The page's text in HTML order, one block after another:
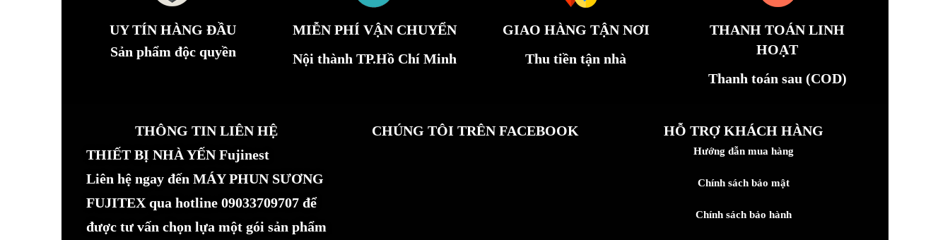
UY TÍN HÀNG ĐẦU
Sản phẩm độc quyền
MIỄN PHÍ VẬN CHUYỂN
Nội thành TP.Hồ Chí Minh
GIAO HÀNG TẬN NƠI
Thu tiền tận nhà
THANH TOÁN LINH
HOẠT
Thanh toán sau (COD)
THÔNG TIN LIÊN HỆ
THIẾT BỊ NHÀ YẾN Fujinest
Liên hệ ngay đến MÁY PHUN SƯƠNG
FUJITEX qua hotline 09033709707 để
được tư vấn chọn lựa một gói sản phẩm
CHÚNG TÔI TRÊN FACEBOOK HỖ TRỢ KHÁCH HÀNG
Hướng dẫn mua hàng
Chính sách bảo mật
Chính sách bảo hành